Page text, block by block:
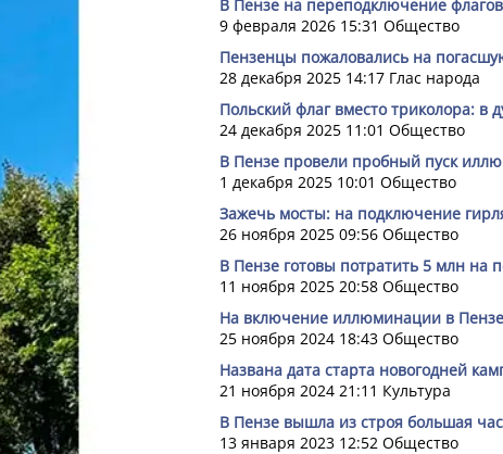
В Пензе на переподключение
9 февраля 2026 15:31 Общество
Пензенцы пожаловались на
28 декабря 2025 14:17 Глас народа
Польский флаг вместо триколора:
24 декабря 2025 11:01 Общество
В Пензе провели пробный пуск
1 декабря 2025 10:01 Общество
Зажечь мосты: на подключение
26 ноября 2025 09:56 Общество
В Пензе готовы потратить 5 млн
11 ноября 2025 20:58 Общество
На включение иллюминации в
25 ноября 2024 18:43 Общество
Названа дата старта новогодней
21 ноября 2024 21:11 Культура
В Пензе вышла из строя большая
13 января 2023 12:52 Общество